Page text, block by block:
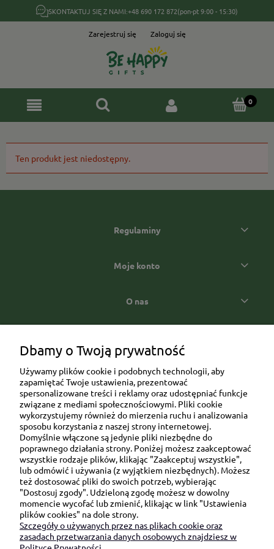
SKONTAKTUJ SIĘ Z NAMI:+48 690 172 872(pon-pt 9:00 - 15:30)
Zarejestruj się Zaloguj się
Ten produkt jest niedostępny.
Regulaminy
Moje konto
O nas
Ul. Brukowa 6/8 lok. 57/58
91-341 Łódź
NIP: 6751510615
SKONTAKTUJ SIĘ Z NAMI:
sklep@be-happygifts.com
+48 690 172 872
Dbamy o Twoją prywatność
Używamy plików cookie i podobnych technologii, aby
zapamiętać Twoje ustawienia, prezentować
spersonalizowane treści i reklamy oraz udostępniać funkcje
związane z mediami społecznościowymi. Pliki cookie
wykorzystujemy również do mierzenia ruchu i analizowania
sposobu korzystania z naszej strony internetowej.
Domyślnie włączone są jedynie pliki niezbędne do
poprawnego działania strony. Poniżej możesz zaakceptować
wszystkie rodzaje plików, klikając "Zaakceptuj wszystkie",
lub odmówić i używania (z wyjątkiem niezbędnych). Możesz
też dostosować pliki do swoich potrzeb, wybierając
"Dostosuj zgody". Udzieloną zgodę możesz w dowolny
momencie wycofać lub zmienić, klikając w link "Ustawienia
plików cookies" na dole strony.
Szczegóły o używanych przez nas plikach cookie oraz
zasadach przetwarzania danych osobowych znajdziesz w